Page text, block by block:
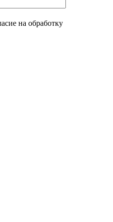
на обработку